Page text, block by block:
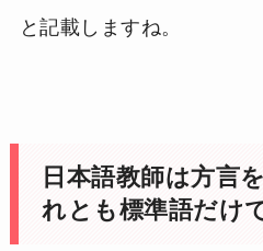
と記載しますね。
日本語教師は方言
れとも標準語だけ